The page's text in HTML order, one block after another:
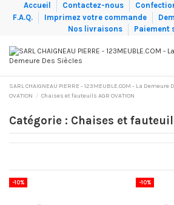
Accueil Contactez-nous
F.A.Q.
Imprimez votre commande
Nos livraisons
Paiement
SARL CHAIGNEAU PIERRE - 123MEUBLE.COM - La Demeure
OVATION
Chaises et fauteuils AGR OVATION
Catégorie : Chaises et
-10% -10%